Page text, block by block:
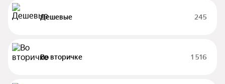
Дешевые 245
Во вторичке 1 516